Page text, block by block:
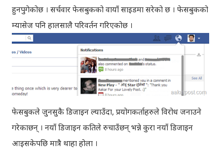
हुनपुगेकोछ । सर्चवार फेसबुकको वायाँ साइडमा सरेको छ । फेसबुकको
म्यासेज पनि हालसालै परिवर्तन गरिएकोछ ।
फेसबुकले जुनसुकै डिजाइन ल्याउँदा, प्रयोगकर्ताहरुले विरोध जनाउने
गरेकाछन् । नयाँ डिजाइन कतिले रुचाउँछन् भन्ने कुरा नयाँ डिजाइन
आइसकेपछि मात्रै थाहा होला ।